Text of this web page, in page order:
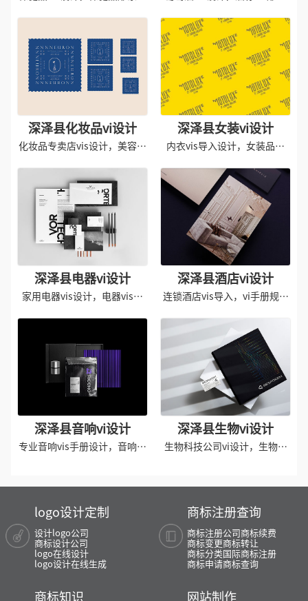
深泽县化妆品vi设计
化妆品专卖店vis设计，美容院
深泽县女装vi设计
内衣vis导入设计，女装品牌
深泽县电器vi设计
家用电器vis设计，电器vis手
深泽县酒店vi设计
连锁酒店vis导入，vi手册规范
深泽县音响vi设计
专业音响vis手册设计，音响品
深泽县生物vi设计
生物科技公司vi设计，生物制
logo设计定制
设计logo公司
商标设计公司
logo在线设计
logo设计在线生成
商标注册查询
商标注册公司商标续费
商标变更商标转让
商标分类国际商标注册
商标申请商标查询
商标知识 网站制作